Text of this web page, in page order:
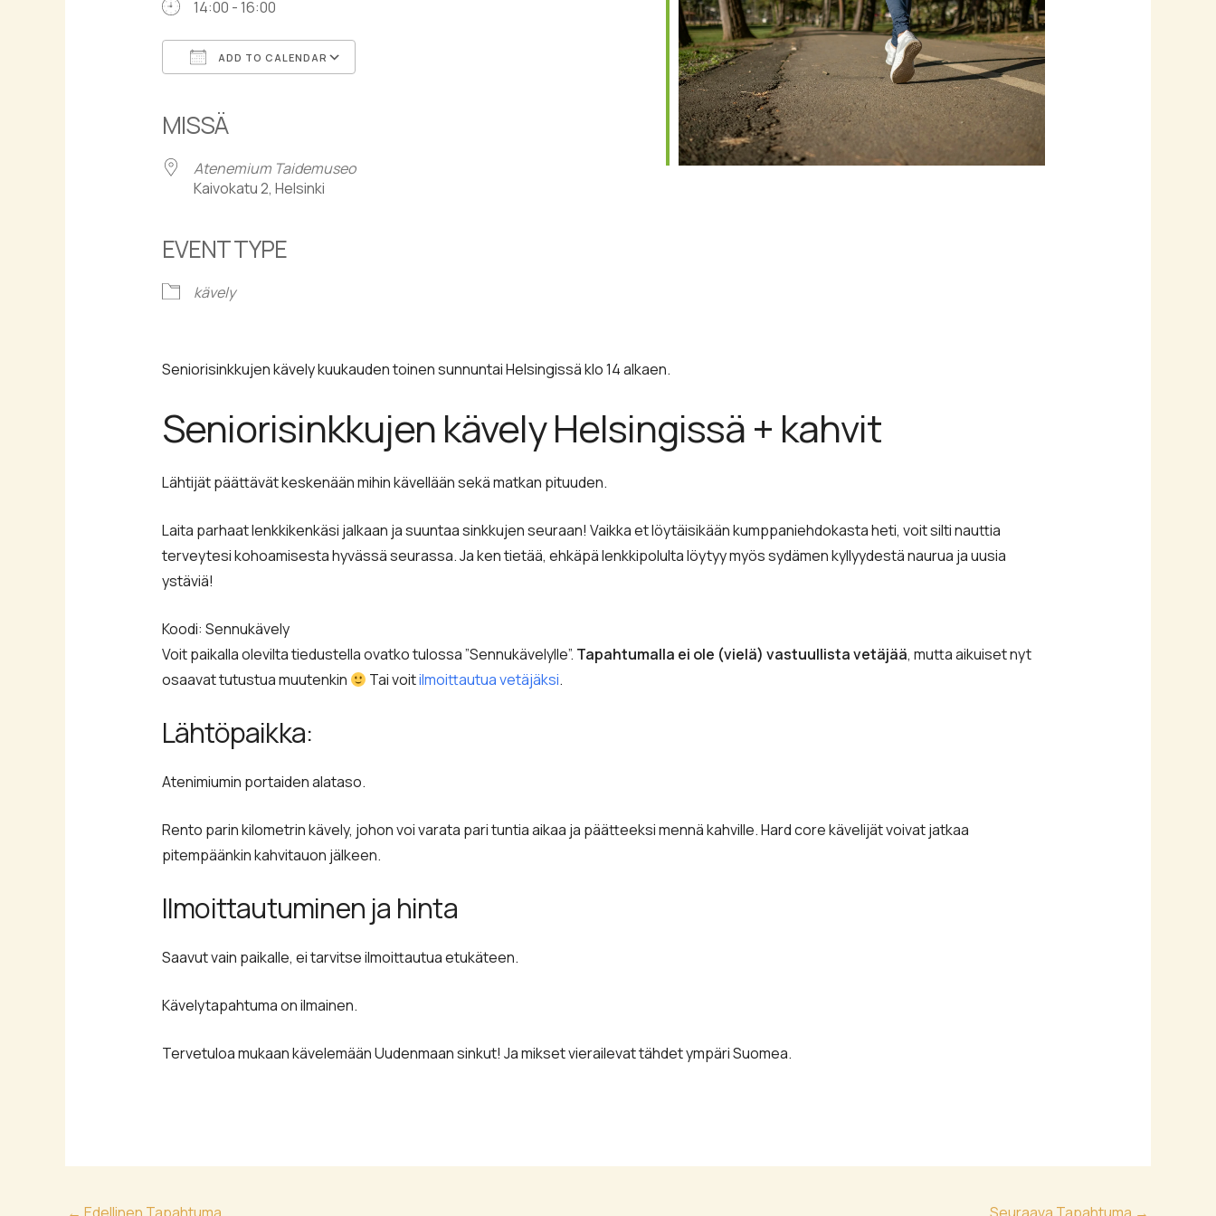
14:00 - 16:00
ADD TO CALENDAR
Office 365 Outlook Live
MISSÄ
Atenemium Taidemuseo
Kaivokatu 2, Helsinki
EVENT TYPE
kävely
Seniorisinkkujen kävely kuukauden toinen sunnuntai Helsingissä klo 14 alkaen.
Seniorisinkkujen kävely Helsingissä + kahvit
Lähtijät päättävät keskenään mihin kävellään sekä matkan pituuden.
Laita parhaat lenkkikenkäsi jalkaan ja suuntaa sinkkujen seuraan! Vaikka et löytäisikään kumppaniehdokasta heti, voit silti nauttia
terveytesi kohoamisesta hyvässä seurassa. Ja ken tietää, ehkäpä lenkkipolulta löytyy myös sydämen kyllyydestä naurua ja uusia
ystäviä!
Koodi: Sennukävely
Voit paikalla olevilta tiedustella ovatko tulossa ”Sennukävelylle”. Tapahtumalla ei ole (vielä) vastuullista vetäjää, mutta aikuiset nyt
osaavat tutustua muutenkin
Tai voitilmoittautua vetäjäksi.
Lähtöpaikka:
Atenimiumin portaiden alataso.
Rento parin kilometrin kävely, johon voi varata pari tuntia aikaa ja päätteeksi mennä kahville. Hard core kävelijät voivat jatkaa
pitempäänkin kahvitauon jälkeen.
Ilmoittautuminen ja hinta
Saavut vain paikalle, ei tarvitse ilmoittautua etukäteen.
Kävelytapahtuma on ilmainen.
Tervetuloa mukaan kävelemään Uudenmaan sinkut! Ja mikset vierailevat tähdet ympäri Suomea.